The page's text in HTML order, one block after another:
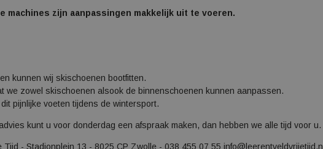
machines zijn aanpassingen makkelijk uit te voeren.
kunnen wij skischoenen bootfitten.
we zowel skischoenen alsook de binnenschoenen kunnen aanpassen.
pijnlijke voeten tijdens de wintersport.
kunt u voor donderdag een afspraak maken, dan hebben we alle tijd voor u.
Tijd - Stadionplein 13 - 8025 CP Zwolle - 038 455 07 55 info@leerentveldvrijetijd.nl